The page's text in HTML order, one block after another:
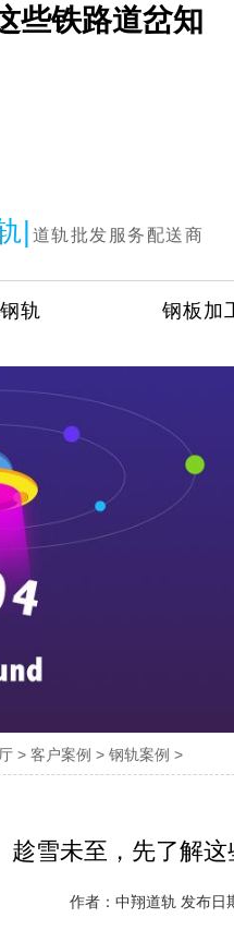
些铁路道岔知
| 道轨批发服务配送商
钢轨 钢板加
> 客户案例 > 钢轨案例 >
趁雪未至，先了解
作者：中翔道轨 发布日